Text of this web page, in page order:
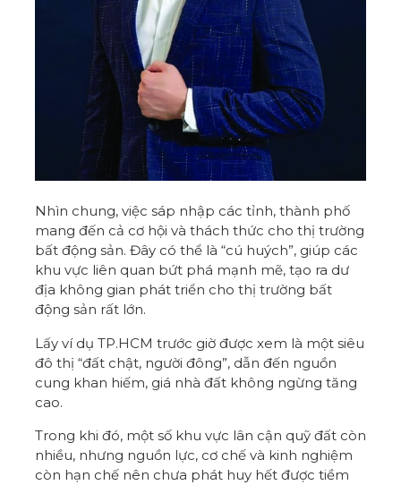
Nhìn chung, việc sáp nhập các tỉnh, thành phố
mang đến cả cơ hội và thách thức cho thị trường
bất động sản. Đây có thể là “cú huých”, giúp các
khu vực liên quan bứt phá mạnh mẽ, tạo ra dư
địa không gian phát triển cho thị trường bất
động sản rất lớn.
Lấy ví dụ TP.HCM trước giờ được xem là một siêu
đô thị “đất chật, người đông”, dẫn đến nguồn
cung khan hiếm, giá nhà đất không ngừng tăng
cao.
Trong khi đó, một số khu vực lân cận quỹ đất còn
nhiều, nhưng nguồn lực, cơ chế và kinh nghiệm
còn hạn chế nên chưa phát huy hết được tiềm